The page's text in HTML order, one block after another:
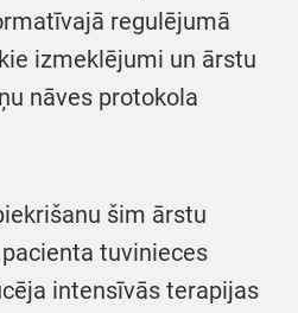
regulējumā
izmeklējumi un ārstu
nāves protokola
šim ārstu
tuvinieces
intensīvās terapijas